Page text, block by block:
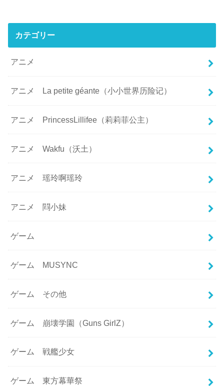
カテゴリー
アニメ
アニメ La petite géante（小小世界历险记）
アニメ PrincessLillifee（莉莉菲公主）
アニメ Wakfu（沃土）
アニメ 瑶玲啊瑶玲
アニメ 閰小妹
ゲーム
ゲーム MUSYNC
ゲーム その他
ゲーム 崩壊学園（Guns GirlZ）
ゲーム 戦艦少女
ゲーム 東方幕華祭